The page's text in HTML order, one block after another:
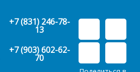
+7 (831) 246-78-
13
+7 (903) 602-62-
70